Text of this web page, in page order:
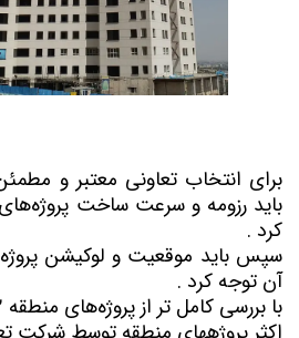
باید رزومه و سرعت ساخت
کرد .
سپس باید موقعیت و لوکیشن پروژه
آن توجه کرد .